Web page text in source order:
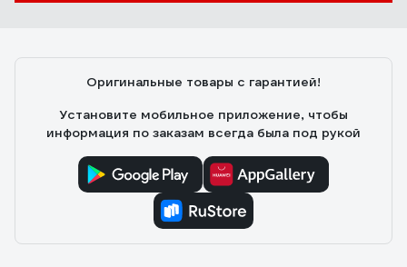
Оригинальные товары с гарантией!
Установите мобильное приложение, чтобы
информация по заказам всегда была под рукой